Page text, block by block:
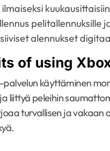
ilmaiseksi
pelitallennuksille
alennukset
of using
palvelun käyttäminen
liittyä peleihin
turvallisen ja